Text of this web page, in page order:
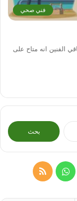
فني صحي
الفنين انه متاح على
البحث
عن:
واتسابملخص